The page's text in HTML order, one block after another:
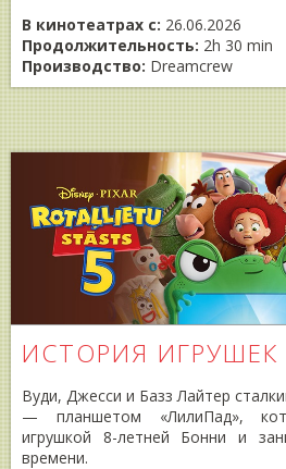
В кинотеатрах с: 26.06.2026
Продолжительность: 2h 30 min
Производство: Dreamcrew
ИСТОРИЯ ИГРУШЕК
Вуди, Джесси и Базз Лайтер
— планшетом «ЛилиПад»,
игрушкой 8-летней Бонни и
времени.